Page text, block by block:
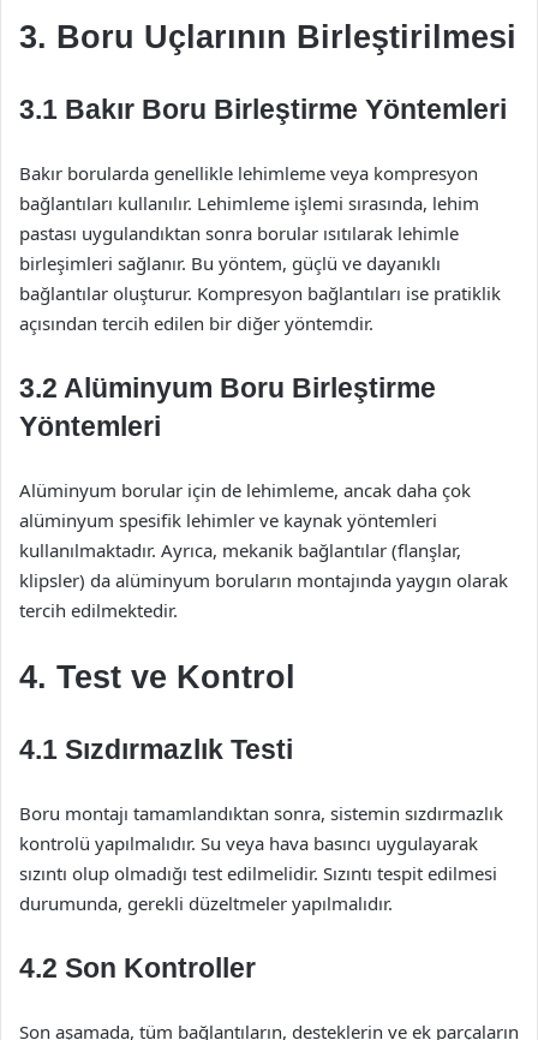
3. Boru Uçlarının Birleştirilmesi
3.1 Bakır Boru Birleştirme Yöntemleri
Bakır borularda genellikle lehimleme veya kompresyon
bağlantıları kullanılır. Lehimleme işlemi sırasında, lehim
pastası uygulandıktan sonra borular ısıtılarak lehimle
birleşimleri sağlanır. Bu yöntem, güçlü ve dayanıklı
bağlantılar oluşturur. Kompresyon bağlantıları ise pratiklik
açısından tercih edilen bir diğer yöntemdir.
3.2 Alüminyum Boru Birleştirme
Yöntemleri
Alüminyum borular için de lehimleme, ancak daha çok
alüminyum spesifik lehimler ve kaynak yöntemleri
kullanılmaktadır. Ayrıca, mekanik bağlantılar (flanşlar,
klipsler) da alüminyum boruların montajında yaygın olarak
tercih edilmektedir.
4. Test ve Kontrol
4.1 Sızdırmazlık Testi
Boru montajı tamamlandıktan sonra, sistemin sızdırmazlık
kontrolü yapılmalıdır. Su veya hava basıncı uygulayarak
sızıntı olup olmadığı test edilmelidir. Sızıntı tespit edilmesi
durumunda, gerekli düzeltmeler yapılmalıdır.
4.2 Son Kontroller
Son aşamada, tüm bağlantıların, desteklerin ve ek parçaların